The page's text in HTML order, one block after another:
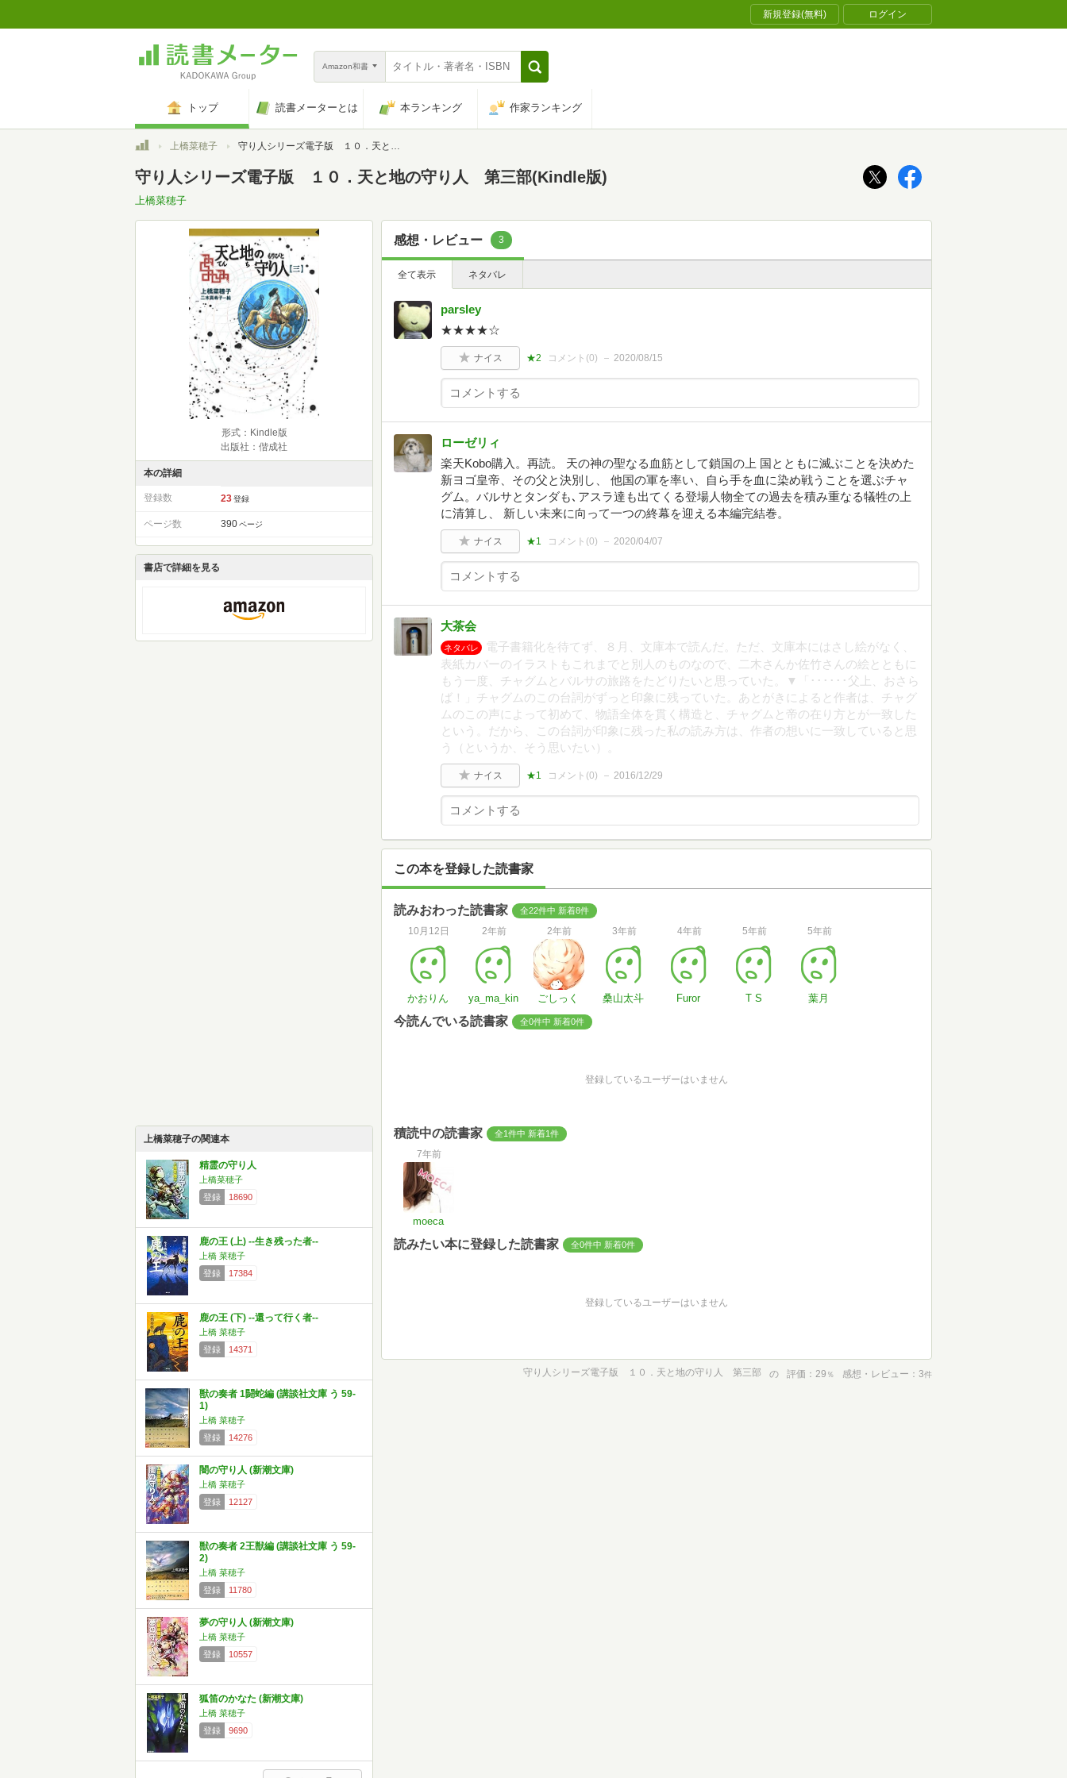
新規登録(無料) ログイン
Amazon和書
トップ 読書メーターとは 本ランキング 作家ランキング
トップ上橋菜穂子 守り人シリーズ電子版 １０．天と地の守り人 第三部
守り人シリーズ電子版 １０．天と地の守り人 第三部(Kindle版)
上橋菜穂子
形式：Kindle版
出版社：偕成社
本の詳細
登録数 23 登録
ページ数 390 ページ
書店で詳細を見る
上橋菜穂子の関連本
精霊の守り人
上橋菜穂子
登録
18690
鹿の王 (上) ‐‐生き残った者‐‐
上橋 菜穂子
登録
17384
鹿の王 (下) ‐‐還って行く者‐‐
上橋 菜穂子
登録
14371
獣の奏者 1闘蛇編 (講談社文庫 う 59-
1)
上橋 菜穂子
登録
14276
闇の守り人 (新潮文庫)
上橋 菜穂子
登録
12127
獣の奏者 2王獣編 (講談社文庫 う 59-
2)
上橋 菜穂子
登録
11780
夢の守り人 (新潮文庫)
上橋 菜穂子
登録
10557
狐笛のかなた (新潮文庫)
上橋 菜穂子
登録
9690
感想・レビュー 3
全て表示 ネタバレ
parsley
★★★★☆
ナイス ★2 コメント(0) 2020/08/15
ローゼリィ
楽天Kobo購入。再読。 天の神の聖なる血筋として鎖国の上 国とともに滅ぶことを決めた
新ヨゴ皇帝、その父と決別し、 他国の軍を率い、自ら手を血に染め戦うことを選ぶチャ
グム。バルサとタンダも､アスラ達も出てくる登場人物全ての過去を積み重なる犠牲の上
に清算し、 新しい未来に向って一つの終幕を迎える本編完結巻。
ナイス ★1 コメント(0) 2020/04/07
大茶会
ネタバレ
電子書籍化を待てず、８月、文庫本で読んだ。ただ、文庫本にはさし絵がなく、
表紙カバーのイラストもこれまでと別人のものなので、二木さんか佐竹さんの絵とともに
もう一度、チャグムとバルサの旅路をたどりたいと思っていた。▼「･･････父上、おさら
ば！」チャグムのこの台詞がずっと印象に残っていた。あとがきによると作者は、チャグ
ムのこの声によって初めて、物語全体を貫く構造と、チャグムと帝の在り方とが一致した
という。だから、この台詞が印象に残った私の読み方は、作者の想いに一致していると思
う（というか、そう思いたい）。
ナイス ★1 コメント(0) 2016/12/29
この本を登録した読書家
読みおわった読書家 全22件中 新着8件
10月12日
かおりん
2年前
ya_ma_kin
2年前
ごしっく
3年前
桑山太斗
4年前
Furor
5年前
T S
5年前
葉月
今読んでいる読書家 全0件中 新着0件
登録しているユーザーはいません
積読中の読書家 全1件中 新着1件
7年前
moeca
読みたい本に登録した読書家 全0件中 新着0件
登録しているユーザーはいません
守り人シリーズ電子版 １０．天と地の守り人 第三部 の 評価 29 ％ 感想・レビュー 3件